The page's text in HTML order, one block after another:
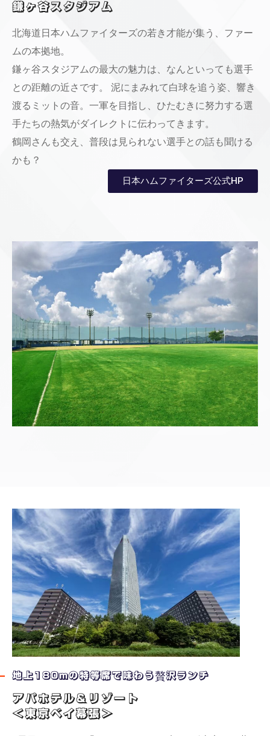
鎌ヶ谷スタジアム
北海道日本ハムファイターズの若き才能が集う、ファー
ムの本拠地。
鎌ヶ谷スタジアムの最大の魅力は、なんといっても選手
との距離の近さです。 泥にまみれて白球を追う姿、響き
渡るミットの音。一軍を目指し、ひたむきに努力する選
手たちの熱気がダイレクトに伝わってきます。
鶴岡さんも交え、普段は見られない選手との話も聞ける
かも？
日本ハムファイターズ公式HP
地上180mの特等席で味わう贅沢ランチ
アパホテル＆リゾート
＜東京ベイ幕張＞